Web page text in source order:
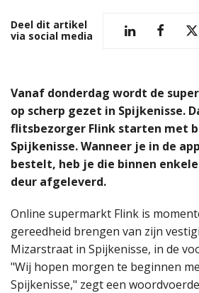
Deel dit artikel
via social media
Vanaf donderdag wordt de
op scherp gezet in Spijkenisse.
flitsbezorger Flink starten met
Spijkenisse. Wanneer je in de
bestelt, heb je die binnen
deur afgeleverd.
Online supermarkt Flink is
gereedheid brengen van zijn
Mizarstraat in Spijkenisse, in de
"Wij hopen morgen te beginnen
Spijkenisse," zegt een